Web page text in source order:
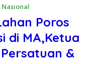
Nasional
Poros
di MA,Ketua
&